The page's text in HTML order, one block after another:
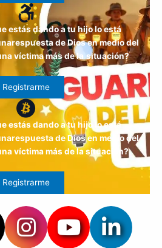
estás dando a tu hijo lo está
de Dios en medio del
víctima más de la situación?
Registrarme
estás dando a tu hijo lo está
de Dios en medio del
víctima más de lasituación?
Registrarme